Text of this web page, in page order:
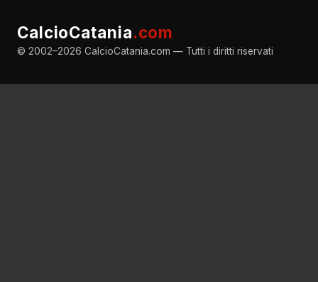
CalcioCatania.com
© 2002–2026 CalcioCatania.com — Tutti i diritti riservati